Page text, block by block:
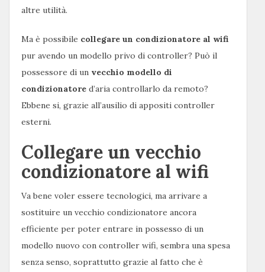
altre utilità.
Ma è possibile collegare un condizionatore al wifi
pur avendo un modello privo di controller? Può il
possessore di un vecchio modello di
condizionatore d’aria controllarlo da remoto?
Ebbene si, grazie all’ausilio di appositi controller
esterni.
Collegare un vecchio
condizionatore al wifi
Va bene voler essere tecnologici, ma arrivare a
sostituire un vecchio condizionatore ancora
efficiente per poter entrare in possesso di un
modello nuovo con controller wifi, sembra una spesa
senza senso, soprattutto grazie al fatto che è